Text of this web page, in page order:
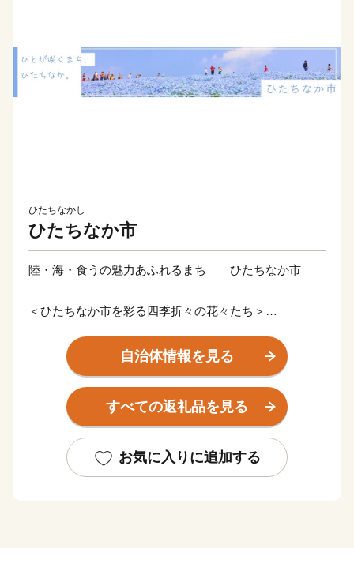
ひたちなかし
ひたちなか市
陸・海・食うの魅力あふれるまち ひたちなか市
＜ひたちなか市を彩る四季折々の花々たち＞
かな春が訪れる頃、国営ひたち海浜公園では、香り高く
色鮮やかなスイセン、カラフルで可愛らしいチューリッ
プ、そして、『死ぬまでに行きたい！世界の絶景』と評
され空の青・海の青のハーモニーが美しいネモフィラが
現す新緑のコキアは、秋にかけて赤と緑のグラデーショ
ンを表現し、10月頃には『紅葉コキア』として一面を真
自治体情報を見る
すべての返礼品を見る
お気に入りに追加する